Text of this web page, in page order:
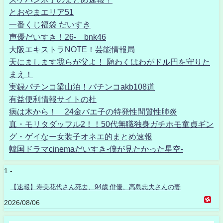
とおやまエリア51
一番くじ福袋 だいすき
声優だいすき！26- bnk46
大阪エキストラNOTE！芸能情報局
天にまします我らが父よ！ 願わくはわがドル円を守りた
まえ！
実録パチンコ梁山泊！パチンコakb108道
有益便利情報サイトの杜
病は木から！ 24金バエ子の特発性間質性肺炎
真・モリタダッフル2！！50代無職独身ガチホモ童貞ギン
グ・ゲイなー女装子オネエ的まとめ速報
韓国ドラマcinemaだいすき-僕が見たかった星空-
1 -
【速報】寿美花代さん死去、94歳 俳優、高島忠夫さんの妻
2026/08/06